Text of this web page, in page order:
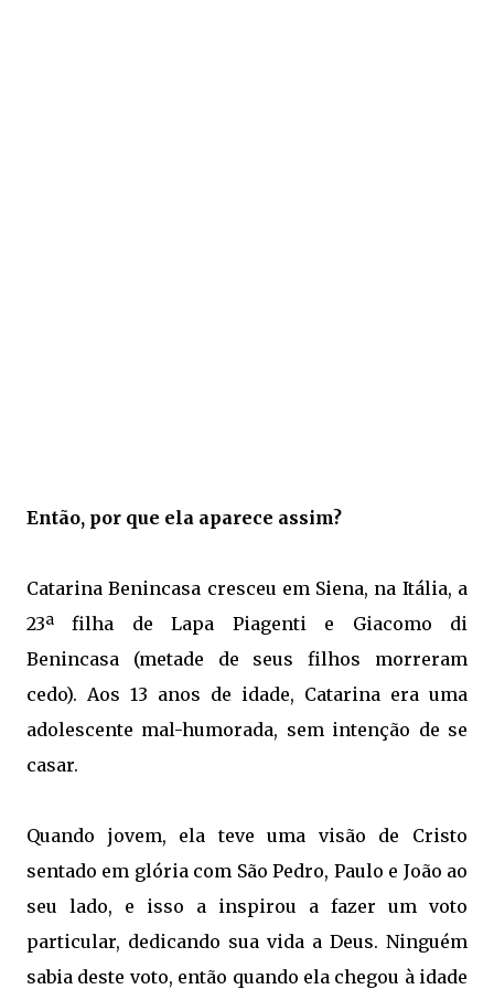
Então, por que ela aparece assim?
Catarina Benincasa cresceu em Siena, na Itália, a
23ª filha de Lapa Piagenti e Giacomo di
Benincasa (metade de seus filhos morreram
cedo). Aos 13 anos de idade, Catarina era uma
adolescente mal-humorada, sem intenção de se
casar.
Quando jovem, ela teve uma visão de Cristo
sentado em glória com São Pedro, Paulo e João ao
seu lado, e isso a inspirou a fazer um voto
particular, dedicando sua vida a Deus. Ninguém
sabia deste voto, então quando ela chegou à idade